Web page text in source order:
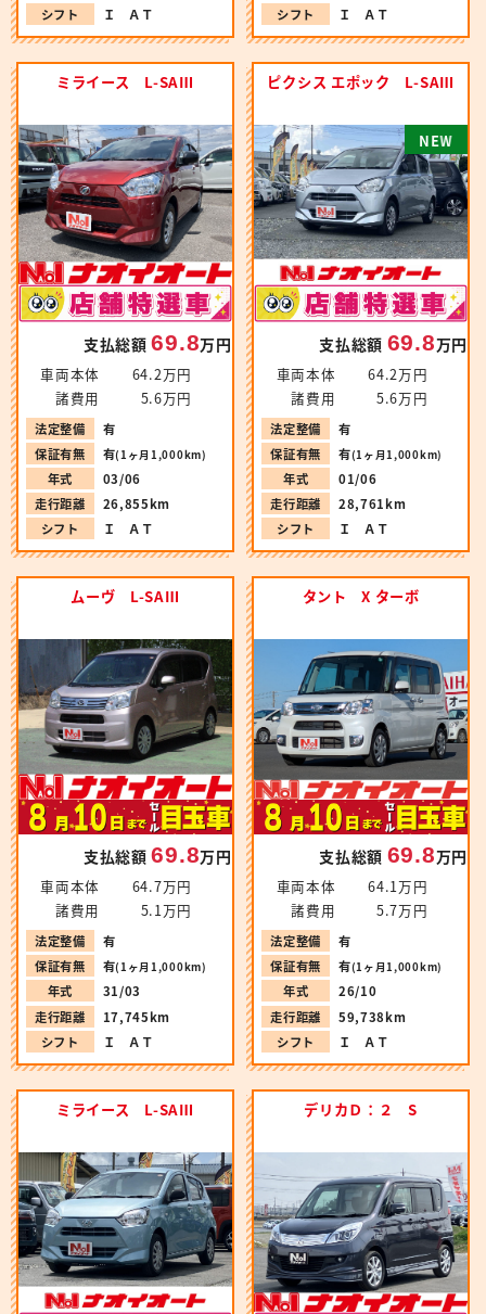
シフト Ｉ ＡＴ シフト Ｉ ＡＴ
ミライース L-SAⅢ
支払総額69.8万円
車両本体
64.2万円
諸費用
5.6万円
法定整備
有
保証有無
有(1ヶ月1,000km)
年式
03/06
走行距離
26,855km
シフト
Ｉ ＡＴ
ピクシス エポック L-SAⅢ
N W
支払総額 69.8万円
車両本体
64.2万円
諸費用
5.6万円
法定整備
有
保証有無
有(1ヶ月1,000km)
年式
01/06
走行距離
28,761km
シフト
Ｉ ＡＴ
ムーヴ L-SAⅢ
支払総額69.8万円
車両本体
64.7万円
諸費用
5.1万円
法定整備
有
保証有無
有(1ヶ月1,000km)
年式
31/03
走行距離
17,745km
シフト
Ｉ ＡＴ
タント X ターボ
支払総額 69.8万円
車両本体
64.1万円
諸費用
5.7万円
法定整備
有
保証有無
有(1ヶ月1,000km)
年式
26/10
走行距離
59,738km
シフト
Ｉ ＡＴ
ミライース L-SAⅢ デリカＤ：２ S